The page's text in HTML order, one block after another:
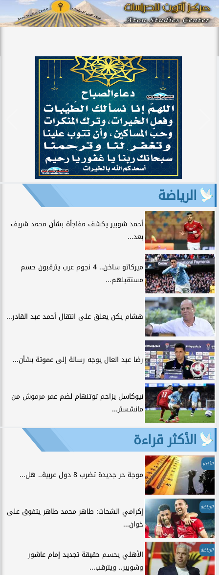
الرياضة
أحمد شوبير يكشف مفاجأة بشأن محمد شريف
بعد...
ميركاتو ساخن.. 4 نجوم عرب يترقبون حسم
مستقبلهم...
هشام يكن يعلق على انتقال أحمد عبد القادر...
رضا عبد العال يوجه رسالة إلى عموتة بشأن...
نيوكاسل يزاحم توتنهام لضم عمر مرموش من
مانشستر...
الأكثر قراءة
الأخبار
موجة حر جديدة تضرب 8 دول عربية.. هل...
الرياضة
إكرامي الشحات: طاهر محمد طاهر يتفوق على
خوان...
الرياضة
الأهلي يحسم حقيقة تجديد إمام عاشور
وشوبير.. ويترقب...